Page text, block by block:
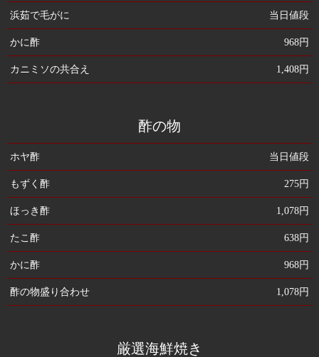
浜茹で毛がに 当日値段
かに酢 968円
カニミソの共合え 1,408円
酢の物
ホヤ酢 当日値段
もずく酢 275円
ほっき酢 1,078円
たこ酢 638円
かに酢 968円
酢の物盛り合わせ 1,078円
厳選海鮮焼き